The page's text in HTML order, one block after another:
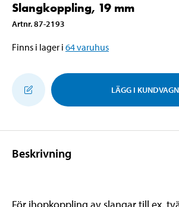
Slangkoppling, 19 mm
Artnr.87-2193
Finns i lager i 64varuhus
LÄGG I KUNDVAGN
Beskrivning
För ihopkoppling av slangar till ex.